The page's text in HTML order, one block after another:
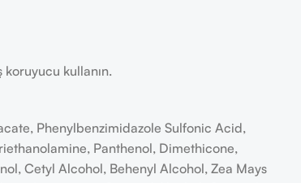
koruyucu kullanın.
Phenylbenzimidazole Sulfonic Acid,
Panthenol, Dimethicone,
Cetyl Alcohol, Behenyl Alcohol, Zea Mays